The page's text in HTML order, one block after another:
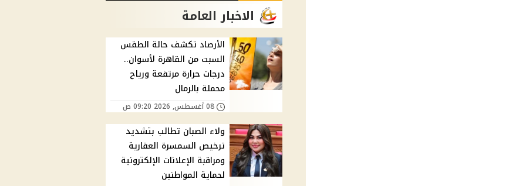
الاخبار العامة
الأرصاد تكشف حالة الطقس
السبت من القاهرة لأسوان..
درجات حرارة مرتفعة ورياح
محملة بالرمال
08 أغسطس, 2026 09:20 ص
ولاء الصبان تطالب بتشديد
ترخيص السمسرة العقارية
ومراقبة الإعلانات الإلكترونية
لحماية المواطنين